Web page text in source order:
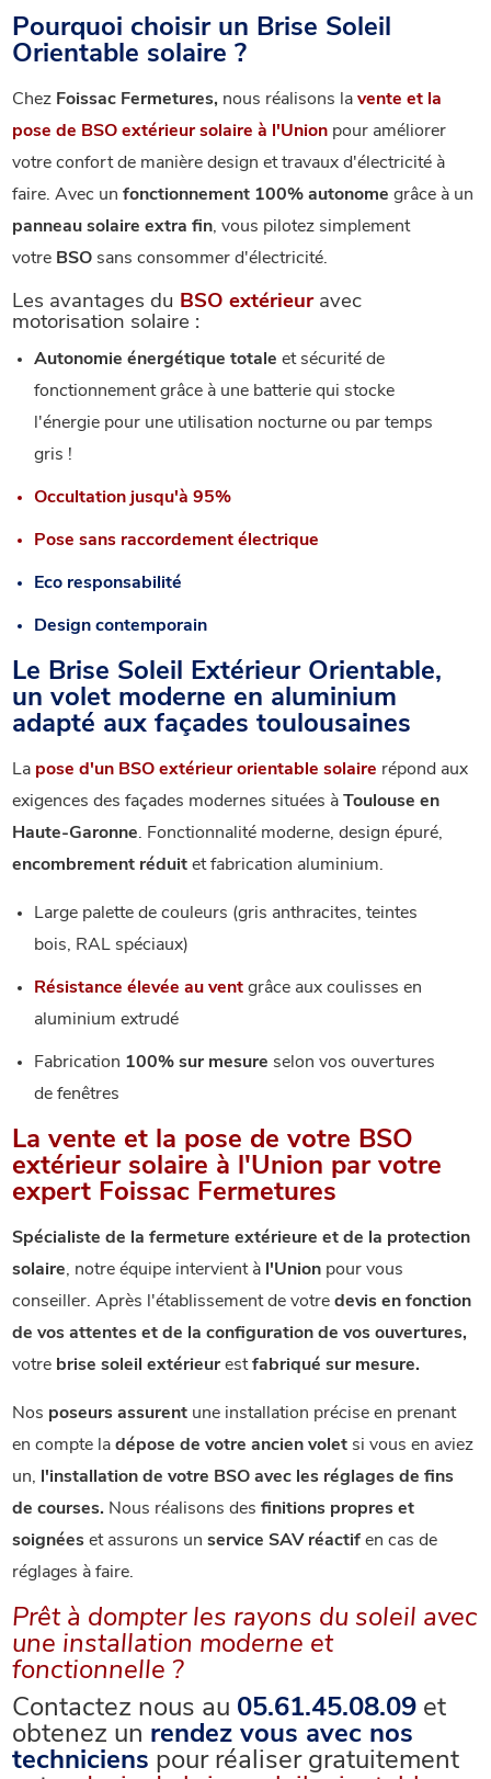
Pourquoi choisir un Brise Soleil
Orientable solaire ?
Chez Foissac Fermetures, nous réalisons lavente et la
pose de BSO extérieursolaire à l'Union pour améliorer
votre confort de manière design et travaux d'électricité à
faire. Avec unfonctionnement 100% autonome grâce à un
panneau solaire extra fin, vous pilotez simplement
votre BSO sans consommer d'électricité.
Les avantages du BSO extérieuravec
motorisation solaire :
Autonomie énergétique totaleet sécurité de
fonctionnement grâce à une batterie qui stocke
l'énergie pour une utilisation nocturne ou par temps
gris !
Occultation jusqu'à 95%
Pose sans raccordement électrique
Eco responsabilité
Design contemporain
Le Brise Soleil Extérieur Orientable,
un volet moderne en aluminium
adapté aux façades toulousaines
La pose d'un BSO extérieur orientable solaire répond aux
exigences des façades modernes situées àToulouse en
Haute-Garonne. Fonctionnalité moderne, design épuré,
encombrement réduitet fabrication aluminium.
Large palette de couleurs (gris anthracites, teintes
bois, RAL spéciaux)
Résistance élevée au vent grâce aux coulisses en
aluminium extrudé
Fabrication 100% sur mesure selon vos ouvertures
de fenêtres
La vente et la pose de votre BSO
extérieur solaire à l'Union par votre
expert Foissac Fermetures
Spécialiste de la fermeture extérieure et de la protection
solaire, notre équipe intervient à l'Union pour vous
conseiller. Après l'établissement de votredevis en fonction
de vos attentes et de la configuration de vos ouvertures,
votre brise soleil extérieurestfabriqué sur mesure.
Nos poseurs assurent une installation précise en prenant
en compte ladépose de votre ancien volet si vous en aviez
un,
l'installation de votre BSO avec les réglages de fins
de courses. Nous réalisons des finitions propres et
soignéeset assurons unservice SAV réactif en cas de
réglages à faire.
Prêt à dompter les rayons du soleil avec
une installation moderne et
fonctionnelle ?
Contactez nous au 05.61.45.08.09 et
obtenez un rendez vous avec nos
techniciens pour réaliser gratuitement